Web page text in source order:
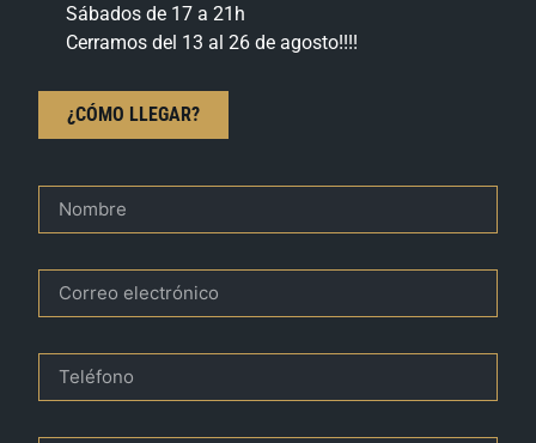
Sábados de 17 a 21h
Cerramos del 13 al 26 de agosto!!!!
¿CÓMO LLEGAR?